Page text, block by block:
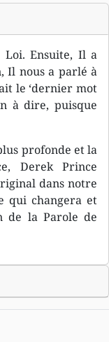
Loi. Ensuite, Il a
Il nous a parlé à
le ‘dernier mot
à dire, puisque
profonde et la
Derek Prince
dans notre
qui changera et
de la Parole de